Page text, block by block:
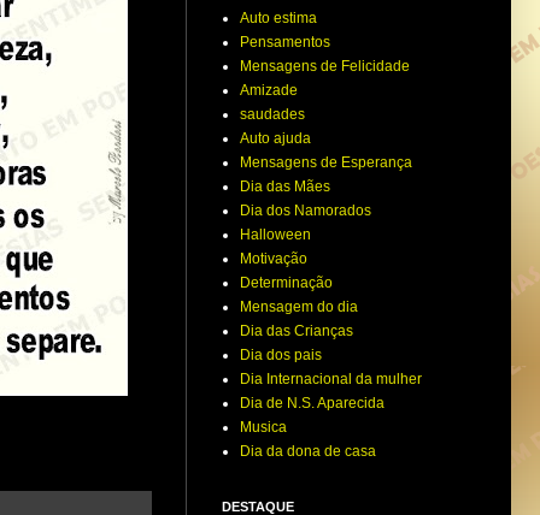
Auto estima
Pensamentos
Mensagens de Felicidade
Amizade
saudades
Auto ajuda
Mensagens de Esperança
Dia das Mães
Dia dos Namorados
Halloween
Motivação
Determinação
Mensagem do dia
Dia das Crianças
Dia dos pais
Dia Internacional da mulher
Dia de N.S. Aparecida
Musica
Dia da dona de casa
DESTAQUE